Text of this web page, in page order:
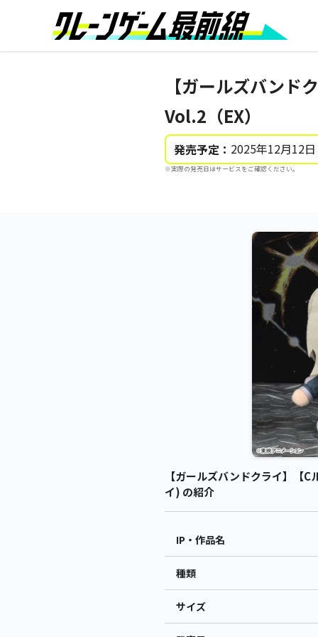
【ガールズバンド
Vol.2（EX）
発売予定： 2025年12月12
※実際の発売日はサービスをご確認ください。
【ガールズバンドクライ】【
イ) の紹介
IP・作品名
種類
サイズ